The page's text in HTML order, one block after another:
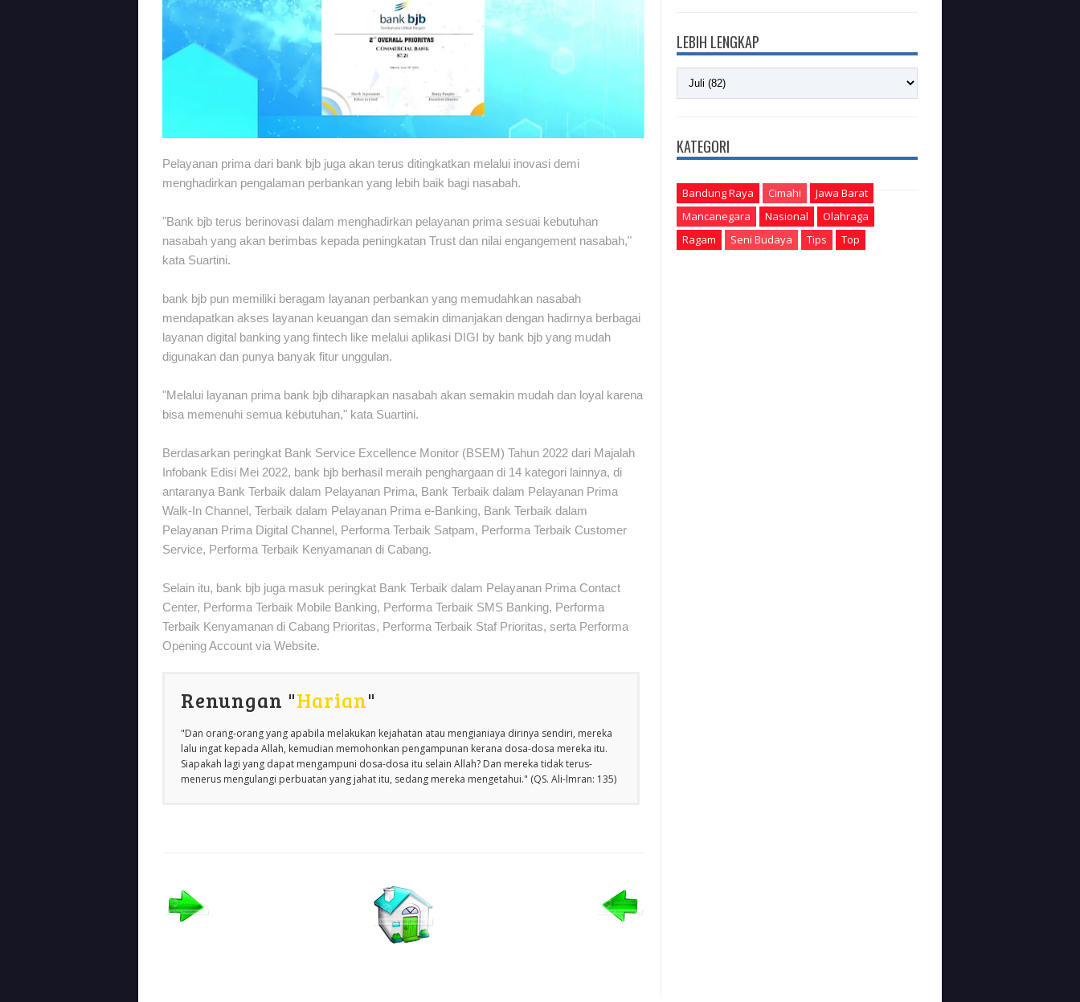
Pelayanan prima dari bank bjb juga akan terus ditingkatkan melalui inovasi demi
menghadirkan pengalaman perbankan yang lebih baik bagi nasabah.
"Bank bjb terus berinovasi dalam menghadirkan pelayanan prima sesuai kebutuhan
nasabah yang akan berimbas kepada peningkatan Trust dan nilai engangement nasabah,"
kata Suartini.
bank bjb pun memiliki beragam layanan perbankan yang memudahkan nasabah
mendapatkan akses layanan keuangan dan semakin dimanjakan dengan hadirnya berbagai
layanan digital banking yang fintech like melalui aplikasi DIGI by bank bjb yang mudah
digunakan dan punya banyak fitur unggulan.
"Melalui layanan prima bank bjb diharapkan nasabah akan semakin mudah dan loyal karena
bisa memenuhi semua kebutuhan," kata Suartini.
Berdasarkan peringkat Bank Service Excellence Monitor (BSEM) Tahun 2022 dari Majalah
Infobank Edisi Mei 2022, bank bjb berhasil meraih penghargaan di 14 kategori lainnya, di
antaranya Bank Terbaik dalam Pelayanan Prima, Bank Terbaik dalam Pelayanan Prima
Walk-In Channel, Terbaik dalam Pelayanan Prima e-Banking, Bank Terbaik dalam
Pelayanan Prima Digital Channel, Performa Terbaik Satpam, Performa Terbaik Customer
Service, Performa Terbaik Kenyamanan di Cabang.
Selain itu, bank bjb juga masuk peringkat Bank Terbaik dalam Pelayanan Prima Contact
Center, Performa Terbaik Mobile Banking, Performa Terbaik SMS Banking, Performa
Terbaik Kenyamanan di Cabang Prioritas, Performa Terbaik Staf Prioritas, serta Performa
Opening Account via Website.
Renungan "Harian"
"Dan orang-orang yang apabila melakukan kejahatan atau mengianiaya dirinya sendiri, mereka
lalu ingat kepada Allah, kemudian memohonkan pengampunan kerana dosa-dosa mereka itu.
Siapakah lagi yang dapat mengampuni dosa-dosa itu selain Allah? Dan mereka tidak terus-
menerus mengulangi perbuatan yang jahat itu, sedang mereka mengetahui." (QS. Ali-lmran: 135)
LEBIH LENGKAP
KATEGORI
Bandung Raya Cimahi
Jawa Barat
Mancanegara
Nasional
Olahraga
Ragam
Seni Budaya Tips Top